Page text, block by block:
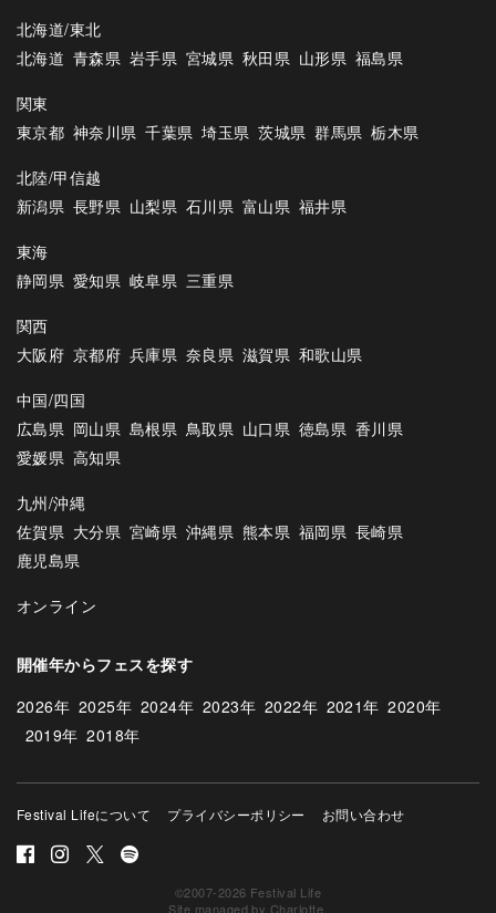
北海道/東北
北海道 青森県 岩手県 宮城県 秋田県 山形県 福島県
関東
東京都 神奈川県 千葉県 埼玉県 茨城県 群馬県 栃木県
北陸/甲信越
新潟県 長野県 山梨県 石川県 富山県 福井県
東海
静岡県 愛知県 岐阜県 三重県
関西
大阪府 京都府 兵庫県 奈良県 滋賀県 和歌山県
中国/四国
広島県 岡山県 島根県 鳥取県 山口県 徳島県 香川県
愛媛県 高知県
九州/沖縄
佐賀県 大分県 宮崎県 沖縄県 熊本県 福岡県 長崎県
鹿児島県
オンライン
開催年からフェスを探す
2026年 2025年 2024年 2023年 2022年 2021年 2020年
2019年 2018年
Festival Lifeについて プライバシーポリシー お問い合わせ
©2007-2026 Festival Life
Site managed by Charlotte